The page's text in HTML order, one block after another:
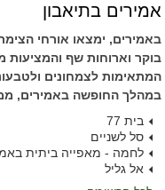
אמירים בתיאבון
באמירים, ימצאו אורחי
בוקר וארוחות שף והמציעות
המתאימות לצמחונים
במהלך החופשה באמירים,
בית 77
סל לשניים
לחמה - מאפייה ביתית
אל גליל